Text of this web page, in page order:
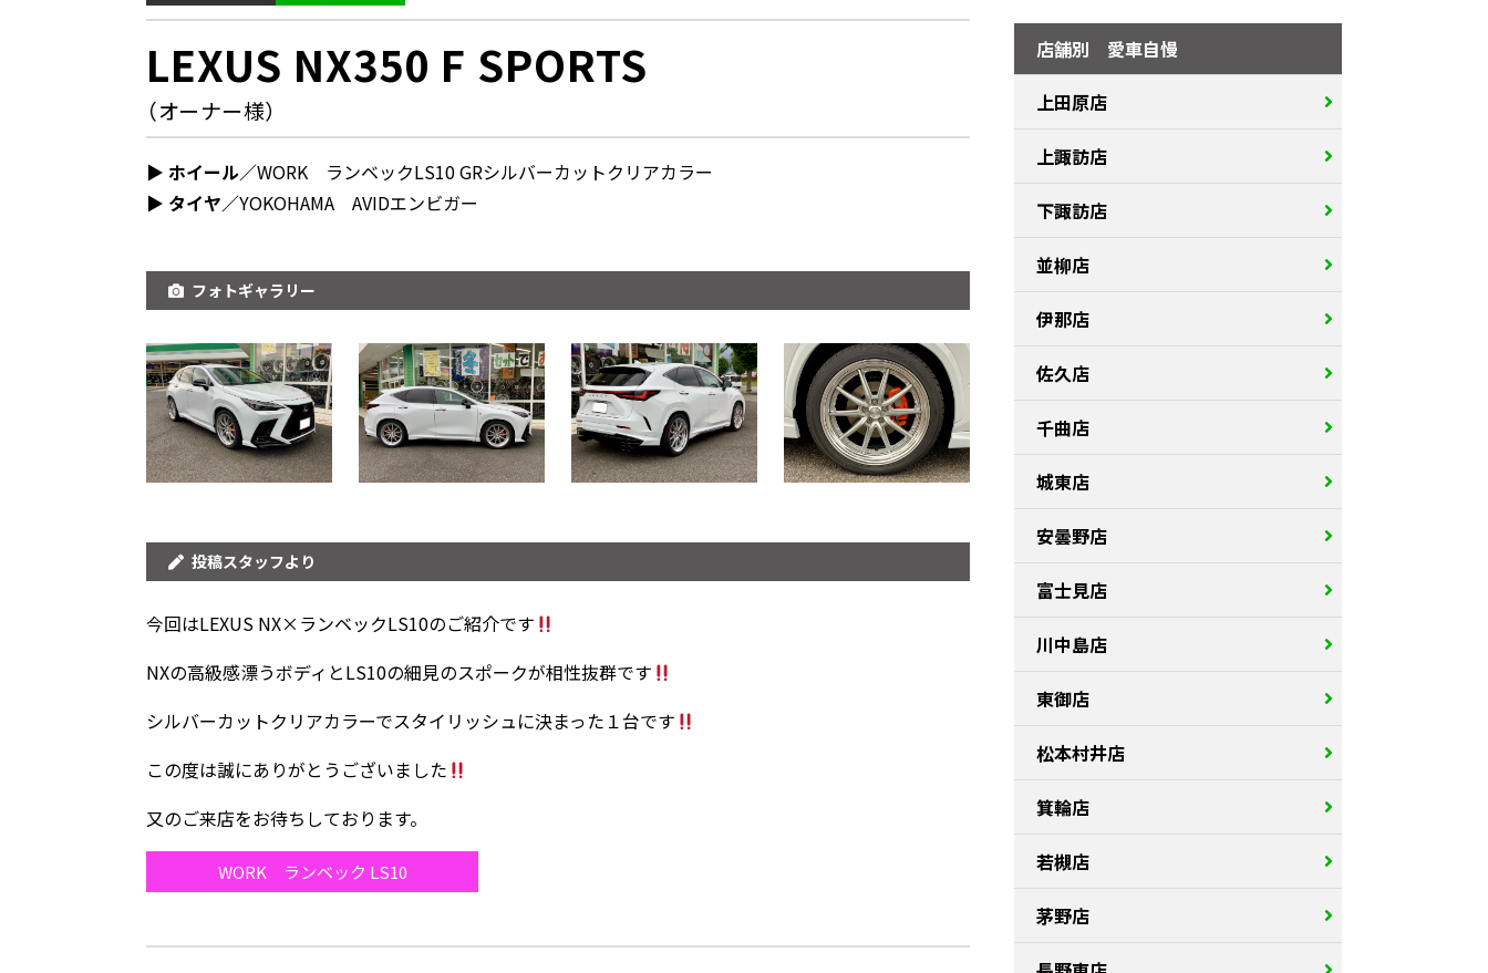
LEXUS NX350 F SPORTS
（オーナー様）
▶︎ ホイール／WORK ランベックLS10 GRシルバーカットクリアカラー
▶︎ タイヤ／YOKOHAMA AVIDエンビガー
フォトギャラリー
投稿スタッフより
今回はLEXUS NX×ランベックLS10のご紹介です
NXの高級感漂うボディとLS10の細見のスポークが相性抜群です
シルバーカットクリアカラーでスタイリッシュに決まった１台です
この度は誠にありがとうございました
又のご来店をお待ちしております。
WORK ランベック LS10
店舗別 愛車自慢
上田原店
上諏訪店
下諏訪店
並柳店
伊那店
佐久店
千曲店
城東店
安曇野店
富士見店
川中島店
東御店
松本村井店
箕輪店
若槻店
茅野店